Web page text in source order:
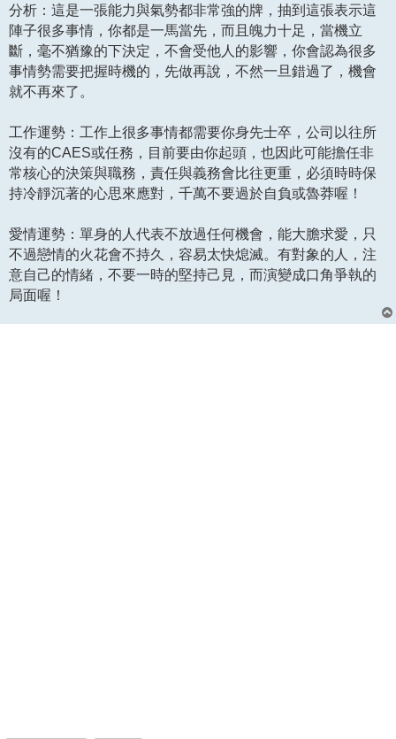
分析：這是一張能力與氣勢都非常強的牌，抽到這張表示這
陣子很多事情，你都是一馬當先，而且魄力十足，當機立
斷，毫不猶豫的下決定，不會受他人的影響，你會認為很多
事情勢需要把握時機的，先做再說，不然一旦錯過了，機會
就不再來了。
工作運勢：工作上很多事情都需要你身先士卒，公司以往所
沒有的CAES或任務，目前要由你起頭，也因此可能擔任非
常核心的決策與職務，責任與義務會比往更重，必須時時保
持冷靜沉著的心思來應對，千萬不要過於自負或魯莽喔！
愛情運勢：單身的人代表不放過任何機會，能大膽求愛，只
不過戀情的火花會不持久，容易太快熄滅。有對象的人，注
意自己的情緒，不要一時的堅持己見，而演變成口角爭執的
局面喔！